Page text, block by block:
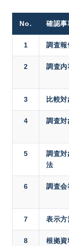
No. 確認事
1 調査
2 調査
3 比較
4 調査
5
調査
法
6 調査会
7 表示
8
根拠資